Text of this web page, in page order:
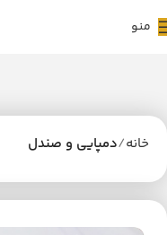
منو
خانه دمپایی و صندل